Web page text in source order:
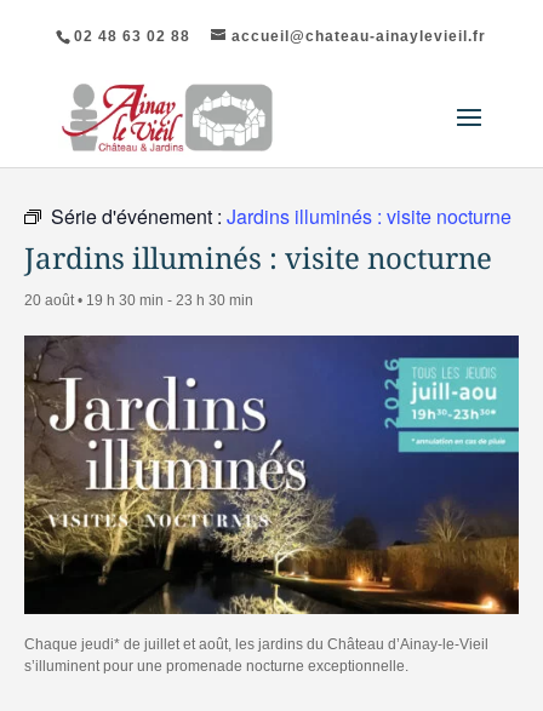
02 48 63 02 88 accueil@chateau-ainaylevieil.fr
« Tous les Évènements
Série d'événement : Jardins illuminés : visite nocturne
Jardins illuminés : visite nocturne
20 août • 19 h 30 min - 23 h 30 min
Chaque jeudi* de juillet et août, les jardins du Château d’Ainay-le-Vieil
s’illuminent pour une promenade nocturne exceptionnelle.